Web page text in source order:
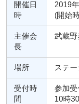
開催日
時
2019
(開始
主催会
長
武蔵
場所 ステ
受付時
間
参加受
10時